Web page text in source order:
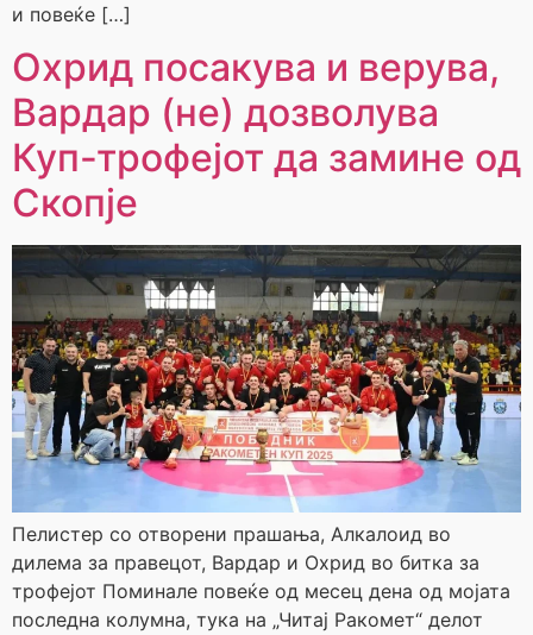
и повеќе […]
Охрид посакува и верува,
Вардар (не) дозволува
Куп-трофејот да замине од
Скопје
Пелистер со отворени прашања, Алкалоид во
дилема за правецот, Вардар и Охрид во битка за
трофејот Поминале повеќе од месец дена од мојата
последна колумна, тука на „Читај Ракомет“ делот